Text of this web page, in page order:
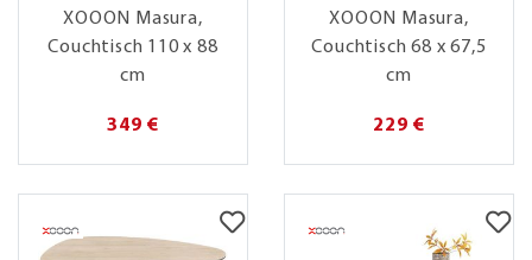
XOOON Masura,
Couchtisch 110 x 88
cm
349 €
XOOON Masura,
Couchtisch 68 x 67,5
cm
229 €